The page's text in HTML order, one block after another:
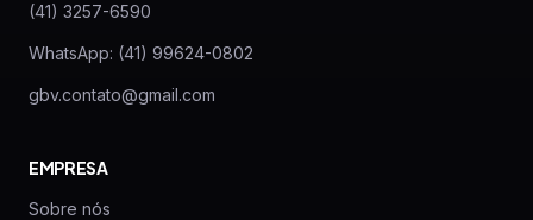
(41) 3257-6590
WhatsApp: (41) 99624-0802
gbv.contato@gmail.com
EMPRESA
Sobre nós